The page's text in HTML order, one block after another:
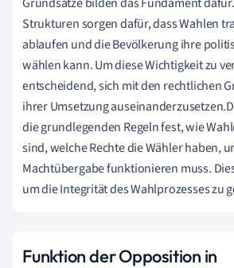
Strukturen sorgen dafür, dass Wahlen
ablaufen und die Bevölkerung ihre
wählen kann. Um diese Wichtigkeit zu
entscheidend, sich mit den rechtlichen
ihrer Umsetzung
die grundlegenden Regeln fest, wie
sind, welche Rechte die Wähler haben,
Machtübergabe funktionieren muss.
um die Integrität des Wahlprozesses zu
Funktion der Opposition in